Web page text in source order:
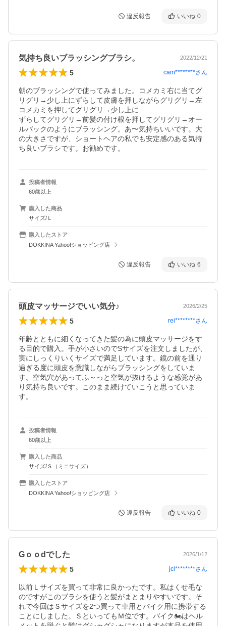
違反報告 いいね 0
気持ち良いブラッシングブラシ。 2022/12/21
5 cam********さん
朝のブラッシングで使ってみました。コメカミ右に当てグ
リグリ→少し上にずらして皮膚を押しながらグリグリ→左
コメカミを押してグリグリ→少し上に
ずらしてグリグリ→前髪の付け根を押してグリグリ→オー
ルバックのようにブラッシング。あ〜気持ちいいです。大
の大きさですが、ショートヘアの私でも安定感のある気持
ち良いブラシです。お勧めです。
投稿者情報
60歳以上
購入した商品
サイズ/Ｌ
購入したストア
DOKKINA Yahoo!ショッピング店
違反報告 いいね 6
頭皮マッサージでいい気分♪ 2026/2/25
5 rei********さん
年齢とともに細くなってきた髪の為に頭皮マッサージをす
る目的で購入。手が小さいのでSサイズを注文しましたが、
実にしっくりいくサイズで満足しています。鏡の前を通り
過ぎる度に頭皮を意識しながらブラッシングをしていま
す。空気穴があってふ～っと空気が抜けるような感覚があ
り気持ち良いです。このまま続けていこうと思っていま
す。
投稿者情報
60歳以上
購入した商品
サイズ/Ｓ（ミニサイズ）
購入したストア
DOKKINA Yahoo!ショッピング店
違反報告 いいね 0
Gｏｏdでした 2026/1/12
5 jcl********さん
以前Ｌサイズを買って非常に良かったです。私はくせ毛な
のですがこのブラシを使うと髪がまとまりやすいです。そ
れで今回はＳサイズを2つ買って車用とバイク用に携帯する
ことにしました。ＳといってもＭ位です。バイク🏍️はヘル